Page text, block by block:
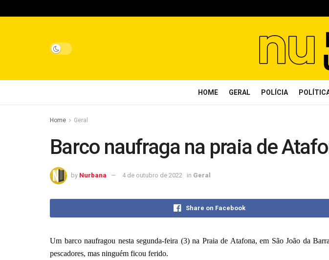
HOME GERAL POLÍCIA
Home Geral
Barco naufraga na praia de
by Nurbana 4 de outubro de 2022 in Geral
Share on Facebook
Um barco naufragou nesta segunda-feira (3) na Praia de Atafona, em São João da
pescadores, mas ninguém ficou ferido.